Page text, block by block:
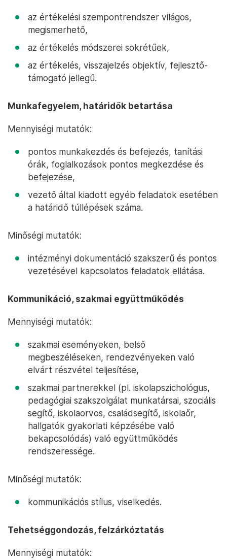
az értékelési szempontrendszer világos,
megismerhető,
az értékelés módszerei sokrétűek,
az értékelés, visszajelzés objektív, fejlesztő-
támogató jellegű.
Munkafegyelem, határidők betartása
Mennyiségi mutatók:
pontos munkakezdés és befejezés, tanítási
órák, foglalkozások pontos megkezdése és
befejezése,
vezető által kiadott egyéb feladatok esetében
a határidő túllépések száma.
Minőségi mutatók:
intézményi dokumentáció szakszerű és pontos
vezetésével kapcsolatos feladatok ellátása.
Kommunikáció, szakmai együttműködés
Mennyiségi mutatók:
szakmai eseményeken, belső
megbeszéléseken, rendezvényeken való
elvárt részvétel teljesítése,
szakmai partnerekkel (pl. iskolapszichológus,
pedagógiai szakszolgálat munkatársai, szociális
segítő, iskolaorvos, családsegítő, iskolaőr,
hallgatók gyakorlati képzésébe való
bekapcsolódás) való együttműködés
rendszeressége.
Minőségi mutatók:
kommunikációs stílus, viselkedés.
Tehetséggondozás, felzárkóztatás
Mennyiségi mutatók: